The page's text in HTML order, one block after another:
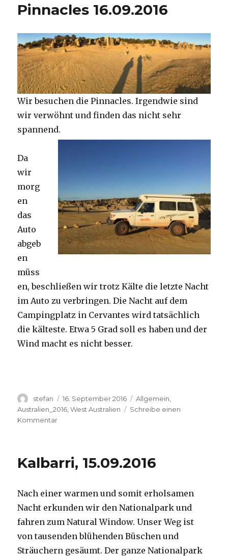
Pinnacles 16.09.2016
Wir besuchen die Pinnacles. Irgendwie sind
wir verwöhnt und finden das nicht sehr
spannend.
Da
wir
morg
en
das
Auto
abgeb
en
müss
en, beschließen wir trotz Kälte die letzte Nacht
im Auto zu verbringen. Die Nacht auf dem
Campingplatz in Cervantes wird tatsächlich
die kälteste. Etwa 5 Grad soll es haben und der
Wind macht es nicht besser.
Autor
stefan
Veröffentlicht
am
16. September 2016 Kategorien
Allgemein
Australien_2016 ,West Australien
Schreibe einen
Kommentarzu
Kalbarri, 15.09.2016
Nach einer warmen und somit erholsamen
Nacht erkunden wir den Nationalpark und
fahren zum Natural Window. Unser Weg ist
von tausenden blühenden Büschen und
Sträuchern gesäumt. Der ganze Nationalpark